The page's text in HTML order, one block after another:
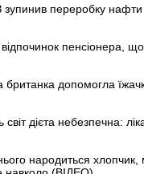
переробку нафти
пенсіонера, що
британка допомогла
дієта небезпечна:
народиться хлопчик,